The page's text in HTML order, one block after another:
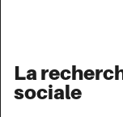
La
sociale